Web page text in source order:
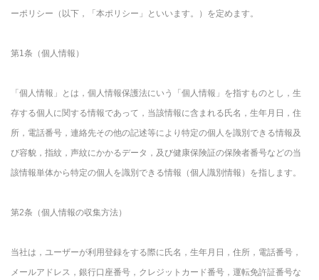
ーポリシー（以下，「本ポリシー」といいます。）を定めます。
第1条（個人情報）
「個人情報」とは，個人情報保護法にいう「個人情報」を指すものとし，生
存する個人に関する情報であって，当該情報に含まれる氏名，生年月日，住
所，電話番号，連絡先その他の記述等により特定の個人を識別できる情報及
び容貌，指紋，声紋にかかるデータ，及び健康保険証の保険者番号などの当
該情報単体から特定の個人を識別できる情報（個人識別情報）を指します。
第2条（個人情報の収集方法）
当社は，ユーザーが利用登録をする際に氏名，生年月日，住所，電話番号，
メールアドレス，銀行口座番号，クレジットカード番号，運転免許証番号な